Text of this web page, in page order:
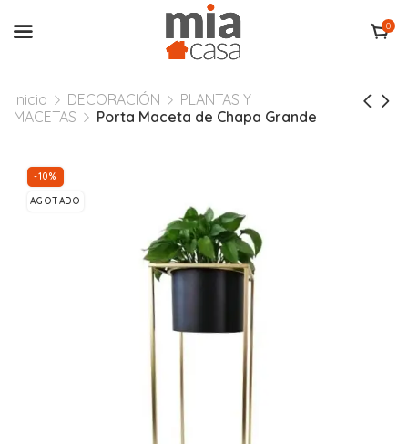
0
Inicio DECORACIÓN
PLANTAS Y
MACETAS
Porta Maceta de Chapa Grande
-10%
AGOTADO